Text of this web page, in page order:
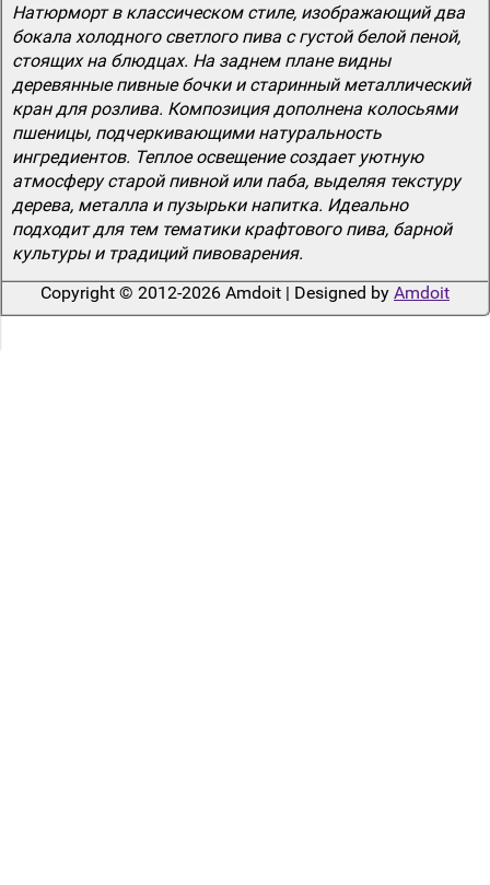
Натюрморт в классическом стиле, изображающий два
бокала холодного светлого пива с густой белой пеной,
стоящих на блюдцах. На заднем плане видны
деревянные пивные бочки и старинный металлический
кран для розлива. Композиция дополнена колосьями
пшеницы, подчеркивающими натуральность
ингредиентов. Теплое освещение создает уютную
атмосферу старой пивной или паба, выделяя текстуру
дерева, металла и пузырьки напитка. Идеально
подходит для тем тематики крафтового пива, барной
культуры и традиций пивоварения.
Copyright © 2012-2026 Amdoit | Designed by Amdoit